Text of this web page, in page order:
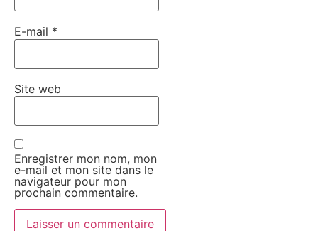
E-mail *
Site web
Enregistrer mon nom, mon
e-mail et mon site dans le
navigateur pour mon
prochain commentaire.